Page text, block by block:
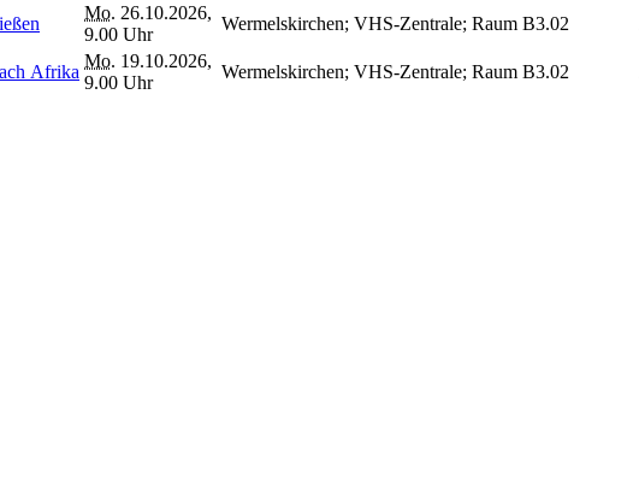
Mo. 26.10.2026,
9.00 Uhr
Wermelskirchen; VHS-Zentrale; Raum B3.02
Afrika
Mo. 19.10.2026,
9.00 Uhr
Wermelskirchen; VHS-Zentrale; Raum B3.02